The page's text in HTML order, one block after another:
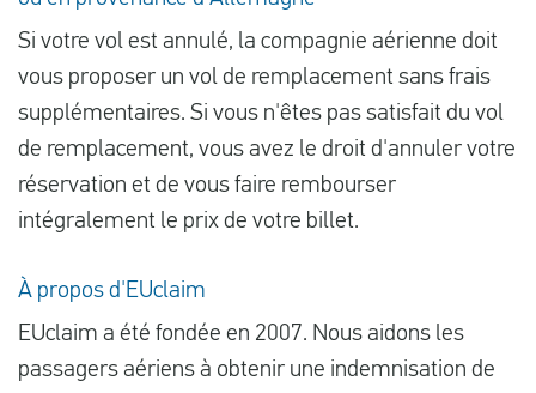
Si votre vol est annulé, la compagnie aérienne doit
vous proposer un vol de remplacement sans frais
supplémentaires. Si vous n'êtes pas satisfait du vol
de remplacement, vous avez le droit d'annuler votre
réservation et de vous faire rembourser
intégralement le prix de votre billet.
À propos d'EUclaim
EUclaim a été fondée en 2007. Nous aidons les
passagers aériens à obtenir une indemnisation de